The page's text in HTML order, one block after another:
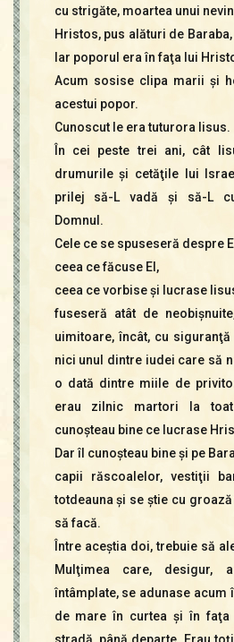
cu strigăte, moartea unui
Hristos, pus alături de
Iar poporul era în faţa lui
Acum sosise clipa marii şi
acestui popor.
Cunoscut le era tuturora Iisus.
În cei peste trei ani, cât
drumurile şi cetăţile lui
prilej să-L vadă şi să-L
Domnul.
Cele ce se spuseseră despre
ceea ce făcuse El,
ceea ce vorbise şi lucrase
fuseseră atât de
uimitoare, încât, cu
nici unul dintre iudei care să
o dată dintre miile de
erau zilnic martori la
cunoşteau bine ce lucrase
Dar îl cunoşteau bine şi pe
capii răscoalelor, vestiţii
totdeauna şi se ştie cu
să facă.
Între aceştia doi, trebuie să
Mulţimea care, desigur,
întâmplate, se adunase acum
de mare în curtea şi în faţa
stradă, până departe. Erau